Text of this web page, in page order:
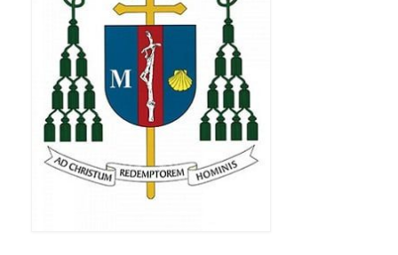
Nasza parafia z lotu ptaka
Stare fotografie
Galerie 2018
Pasterka 2018
100 lecie Niepodległości